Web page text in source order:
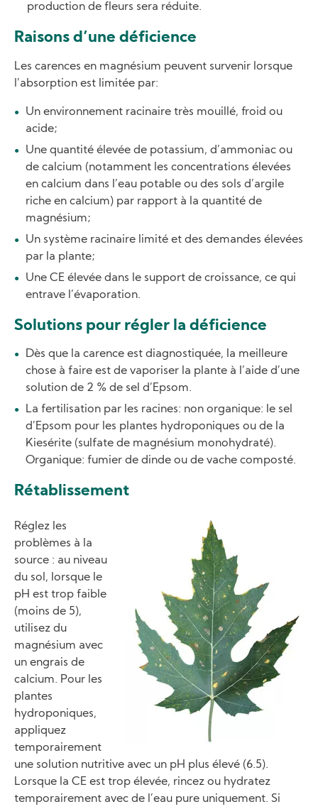
production de fleurs sera réduite.
Raisons d’une déficience
Les carences en magnésium peuvent survenir lorsque
l’absorption est limitée par:
Un environnement racinaire très mouillé, froid ou
acide;
Une quantité élevée de potassium, d’ammoniac ou
de calcium (notamment les concentrations élevées
en calcium dans l’eau potable ou des sols d’argile
riche en calcium) par rapport à la quantité de
magnésium;
Un système racinaire limité et des demandes élevées
par la plante;
Une CE élevée dans le support de croissance, ce qui
entrave l’évaporation.
Solutions pour régler la déficience
Dès que la carence est diagnostiquée, la meilleure
chose à faire est de vaporiser la plante à l’aide d’une
solution de 2 % de sel d’Epsom.
La fertilisation par les racines: non organique: le sel
d’Epsom pour les plantes hydroponiques ou de la
Kiesérite (sulfate de magnésium monohydraté).
Organique: fumier de dinde ou de vache composté.
Rétablissement
Réglez les
problèmes à la
source : au niveau
du sol, lorsque le
pH est trop faible
(moins de 5),
utilisez du
magnésium avec
un engrais de
calcium. Pour les
plantes
hydroponiques,
appliquez
temporairement
une solution nutritive avec un pH plus élevé (6.5).
Lorsque la CE est trop élevée, rincez ou hydratez
temporairement avec de l’eau pure uniquement. Si